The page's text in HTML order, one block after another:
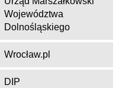
Województwa
Dolnośląskiego
Wrocław.pl
DIP